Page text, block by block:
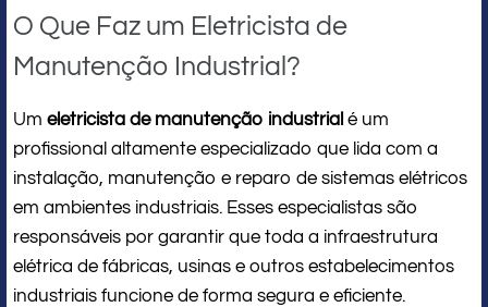
O Que Faz um Eletricista de
Manutenção Industrial?
Um eletricista de manutenção industrial é um
profissional altamente especializado que lida com a
instalação, manutenção e reparo de sistemas elétricos
em ambientes industriais. Esses especialistas são
responsáveis por garantir que toda a infraestrutura
elétrica de fábricas, usinas e outros estabelecimentos
industriais funcione de forma segura e eficiente.